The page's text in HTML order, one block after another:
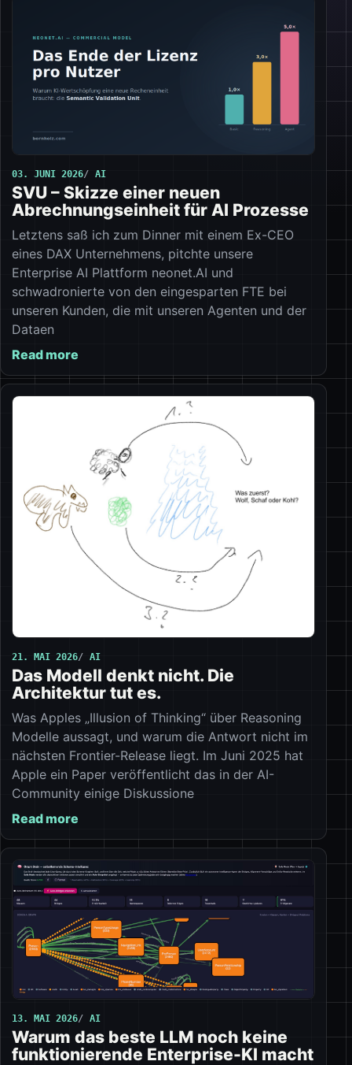
03. JUNI 2026 AI
SVU – Skizze einer neuen
Abrechnungseinheit für AI Prozesse
Letztens saß ich zum Dinner mit einem Ex-CEO
eines DAX Unternehmens, pitchte unsere
Enterprise AI Plattform neonet.AI und
schwadronierte von den eingesparten FTE bei
unseren Kunden, die mit unseren Agenten und der
Dataen
Read more
21. MAI 2026 AI
Das Modell denkt nicht. Die
Architektur tut es.
Was Apples „Illusion of Thinking“ über Reasoning
Modelle aussagt, und warum die Antwort nicht im
nächsten Frontier-Release liegt. Im Juni 2025 hat
Apple ein Paper veröffentlicht das in der AI-
Community einige Diskussione
Read more
13. MAI 2026 AI
Warum das beste LLM noch keine
funktionierende Enterprise-KI macht